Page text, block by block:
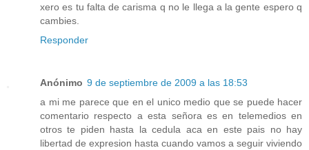
xero es tu falta de carisma q no le llega a la gente espero q
cambies.
Responder
Anónimo 9 de septiembre de 2009 a las 18:53
a mi me parece que en el unico medio que se puede hacer
comentario respecto a esta señora es en telemedios en
otros te piden hasta la cedula aca en este pais no hay
libertad de expresion hasta cuando vamos a seguir viviendo